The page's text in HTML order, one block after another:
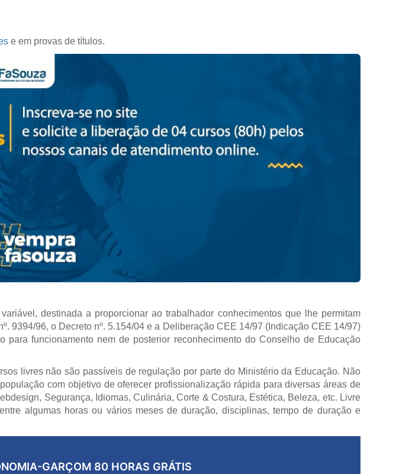
e em provas de títulos.
destinada a proporcionar ao trabalhador conhecimentos que lhe permitam
9394/96, o Decreto nº. 5.154/04 e a Deliberação CEE 14/97 (Indicação CEE 14/97)
para funcionamento nem de posterior reconhecimento do Conselho de Educação
livres não são passíveis de regulação por parte do Ministério da Educação. Não
com objetivo de oferecer profissionalização rápida para diversas áreas de
Segurança, Idiomas, Culinária, Corte & Costura, Estética, Beleza, etc. Livre
algumas horas ou vários meses de duração, disciplinas, tempo de duração e
GARÇOM 80 HORAS GRÁTIS